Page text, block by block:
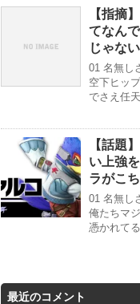
【指摘
てなん
じゃな
01 名無し
空下ヒッ
でさえ任
【話題
い上強
ラがこ
01 名無し
俺たちマ
憑かれて
最近のコメント